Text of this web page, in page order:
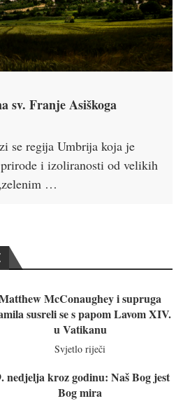
sv. Franje Asiškoga
se regija Umbrija koja je
i izoliranosti od velikih
…
McConaughey i supruga
susreli se s papom Lavom XIV.
u Vatikanu
Svjetlo riječi
nedjelja kroz godinu: Naš Bog jest
Bog mira